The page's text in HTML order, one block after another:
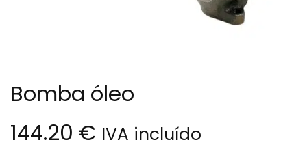
Bomba óleo
144.20 € IVA incluído